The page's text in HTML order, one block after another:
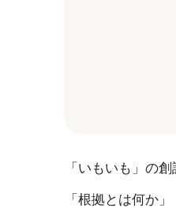
「いもいも」の
「根拠とは何か